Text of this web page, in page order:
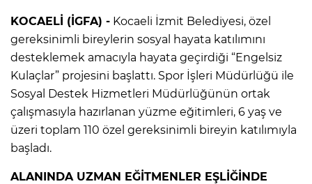
KOCAELİ (İGFA) - Kocaeli İzmit Belediyesi, özel
gereksinimli bireylerin sosyal hayata katılımını
desteklemek amacıyla hayata geçirdiği “Engelsiz
Kulaçlar” projesini başlattı. Spor İşleri Müdürlüğü ile
Sosyal Destek Hizmetleri Müdürlüğünün ortak
çalışmasıyla hazırlanan yüzme eğitimleri, 6 yaş ve
üzeri toplam 110 özel gereksinimli bireyin katılımıyla
başladı.
ALANINDA UZMAN EĞİTMENLER EŞLİĞİNDE